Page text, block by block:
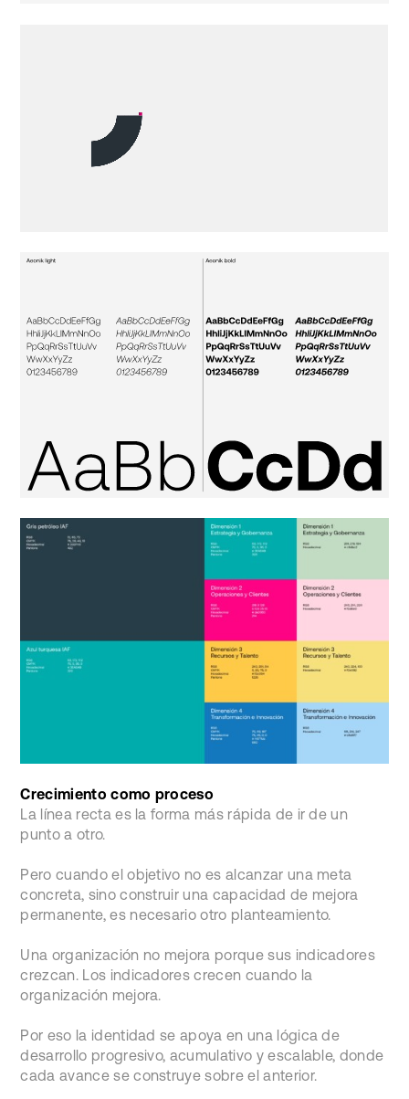
Crecimiento como proceso
La línea recta es la forma más rápida de ir de un
punto a otro.
Pero cuando el objetivo no es alcanzar una meta
concreta, sino construir una capacidad de mejora
permanente, es necesario otro planteamiento.
Una organización no mejora porque sus indicadores
crezcan. Los indicadores crecen cuando la
organización mejora.
Por eso la identidad se apoya en una lógica de
desarrollo progresivo, acumulativo y escalable, donde
cada avance se construye sobre el anterior.